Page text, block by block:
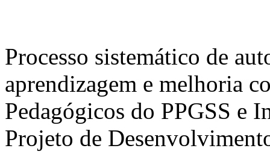
Processo sistemático de
aprendizagem e melhoria
Pedagógicos do PPGSS e
Projeto de